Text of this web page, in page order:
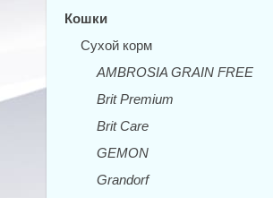
Кошки
Сухой корм
AMBROSIA GRAIN FREE
Brit Premium
Brit Care
GEMON
Grandorf